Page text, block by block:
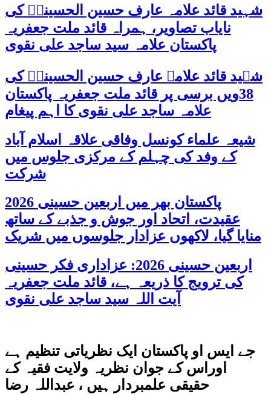
شہید قائد علامہ عارف حسین الحسینیؒ کی
نایاب تصاویر، ہمراہ قائد ملت جعفریہ
پاکستان علامہ سید ساجد علی نقوی
شہید قائد علامہ عارف حسین الحسینیؒ کی
38ویں برسی پر قائد ملت جعفریہ پاکستان
علامہ ساجد علی نقوی کا اہم پیغام
شیعہ علماء کونسل وفاقی علاقہ اسلام آباد
کے وفد کی چہلم کے مرکزی جلوس میں
شرکت
پاکستان بھر میں اربعین حسینی 2026
عقیدت، اتحاد اور جوش و جذبے کے ساتھ
منایا گیا، لاکھوں عزادار جلوسوں میں شریک
اربعین حسینی 2026: عزاداری فکر حسینی
کی ترویج کا ذریعہ ہے، قائد ملت جعفریہ
آیت اللہ سید ساجد علی نقوی
جے ایس او پاکستان ایک نظریاتی تنظیم ہے
اوراس کے جوان نظریہ ولایت فقیہ کے
حقیقی علمبردار ہیں ، عبداللہ رضا